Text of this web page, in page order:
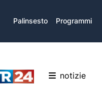
Palinsesto Programmi
notizie